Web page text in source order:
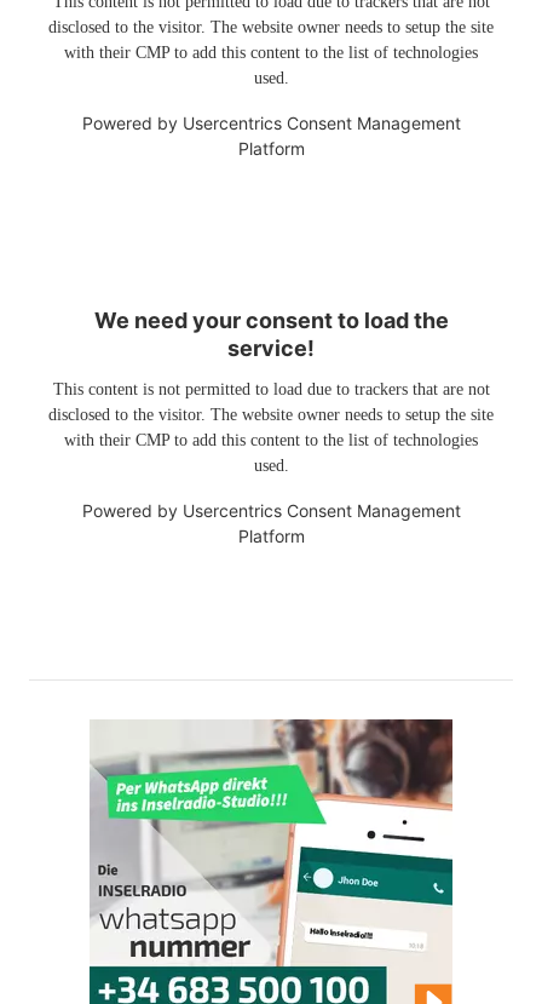
disclosed to the visitor. The website owner needs to setup the site
with their CMP to add this content to the list of technologies
used.
Powered by Usercentrics Consent Management
Platform
We need your consent to load the
service!
This content is not permitted to load due to trackers that are not
disclosed to the visitor. The website owner needs to setup the site
with their CMP to add this content to the list of technologies
used.
Powered by Usercentrics Consent Management
Platform